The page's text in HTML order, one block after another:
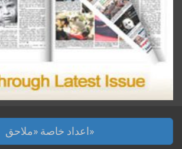
اعداد خاصة «ملاحق»